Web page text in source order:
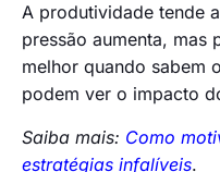
A produtividade tende
pressão aumenta, mas
melhor quando sabem
podem ver o impacto
Saiba mais: Como
estratégias infalíveis.